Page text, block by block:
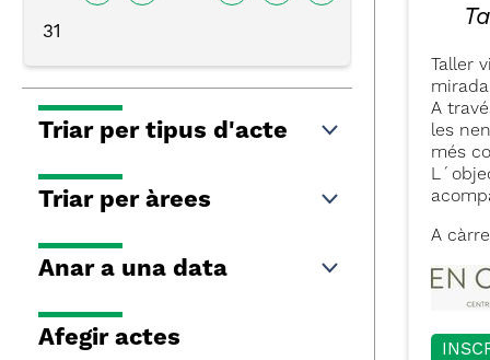
31
Triar per tipus d'acte
Triar per àrees
Anar a una data
Afegir actes
Taller
A
les
més
A